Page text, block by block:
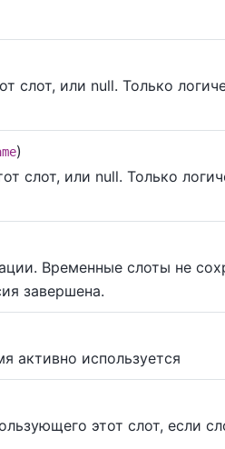
слот, или null. Только
)
слот, или null. Только
Временные слоты не
завершена.
активно используется
этот слот, если